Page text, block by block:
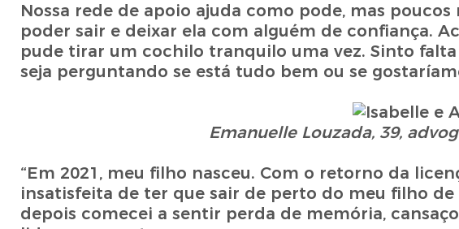
Nossa rede de apoio ajuda como pode, mas
poder sair e deixar ela com alguém de confiança.
pude tirar um cochilo tranquilo uma vez. Sinto
seja perguntando se está tudo bem ou se
Emanuelle Louzada, 39,
“Em 2021, meu filho nasceu. Com o retorno da
insatisfeita de ter que sair de perto do meu filho de
depois comecei a sentir perda de memória,